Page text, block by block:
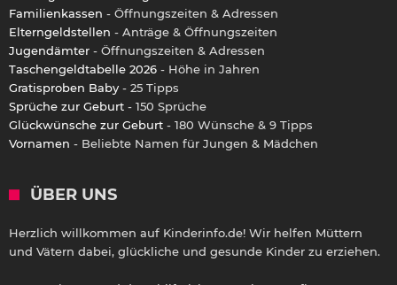
Familienkassen - Öffnungszeiten & Adressen
Elterngeldstellen - Anträge & Öffnungszeiten
Jugendämter - Öffnungszeiten & Adressen
Taschengeldtabelle 2026 - Höhe in Jahren
Gratisproben Baby - 25 Tipps
Sprüche zur Geburt - 150 Sprüche
Glückwünsche zur Geburt - 180 Wünsche & 9 Tipps
Vornamen - Beliebte Namen für Jungen & Mädchen
ÜBER UNS
Herzlich willkommen auf Kinderinfo.de! Wir helfen Müttern
und Vätern dabei, glückliche und gesunde Kinder zu erziehen.